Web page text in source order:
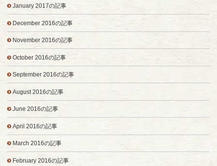
January 2017の記事
December 2016の記事
November 2016の記事
October 2016の記事
September 2016の記事
August 2016の記事
June 2016の記事
April 2016の記事
March 2016の記事
February 2016の記事